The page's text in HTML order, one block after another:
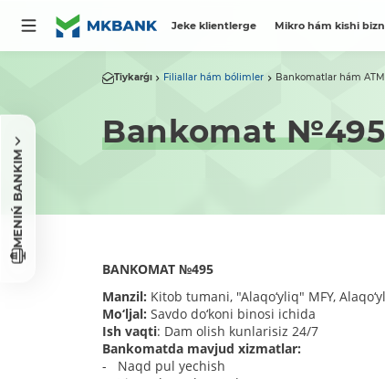
Jeke klientlerge Mikro hám kishi
MENIŃ BANKIM
Tiykarǵı Filiallar hám bólimler Bankomatlar hám
Bankomat №495
BANKOMAT №495
Manzil: Kitob tumani, "Alaqo‘yliq" MFY,
Mo‘ljal: Savdo do‘koni binosi ichida
Ish vaqti: Dam olish kunlarisiz 24/7
Bankomatda mavjud xizmatlar:
- Naqd pul yechish